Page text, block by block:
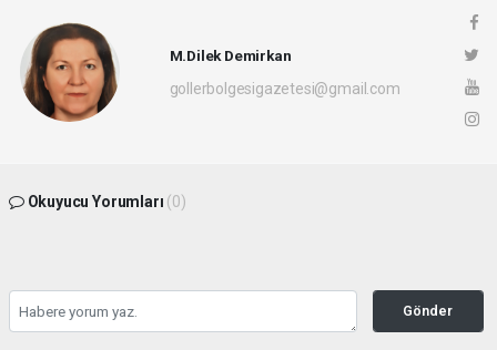
M.Dilek Demirkan
gollerbolgesigazetesi@gmail.com
Okuyucu Yorumları (0)
Gönder